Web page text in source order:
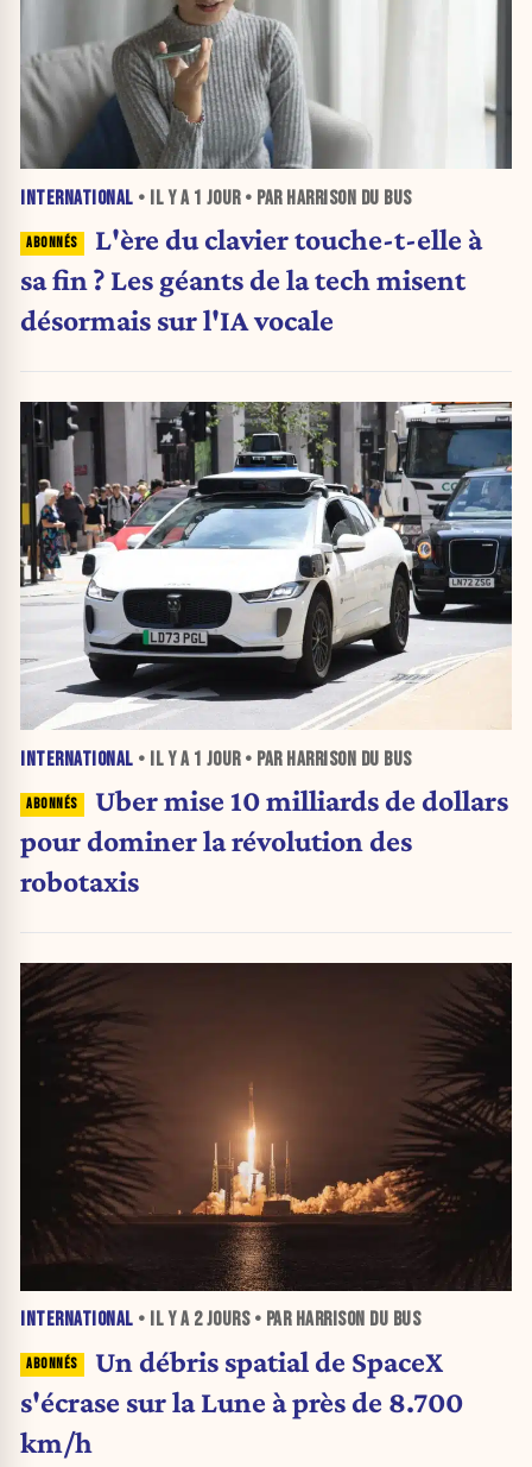
INTERNATIONAL • IL Y A 1 JOUR• PAR HARRISON DU BUS
L'ère du clavier touche-t-elle à
sa fin ? Les géants de la tech misent
désormais sur l'IA vocale
INTERNATIONAL • IL Y A 1 JOUR• PAR HARRISON DU BUS
Uber mise 10 milliards de dollars
pour dominer la révolution des
robotaxis
INTERNATIONAL • IL Y A 2 JOURS• PAR HARRISON DU BUS
Un débris spatial de SpaceX
s'écrase sur la Lune à près de 8.700
km/h